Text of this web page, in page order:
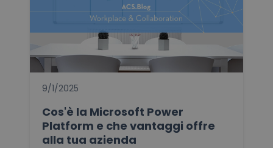
9/1/2025
Cos'è la Microsoft Power
Platform e che vantaggi offre
alla tua azienda